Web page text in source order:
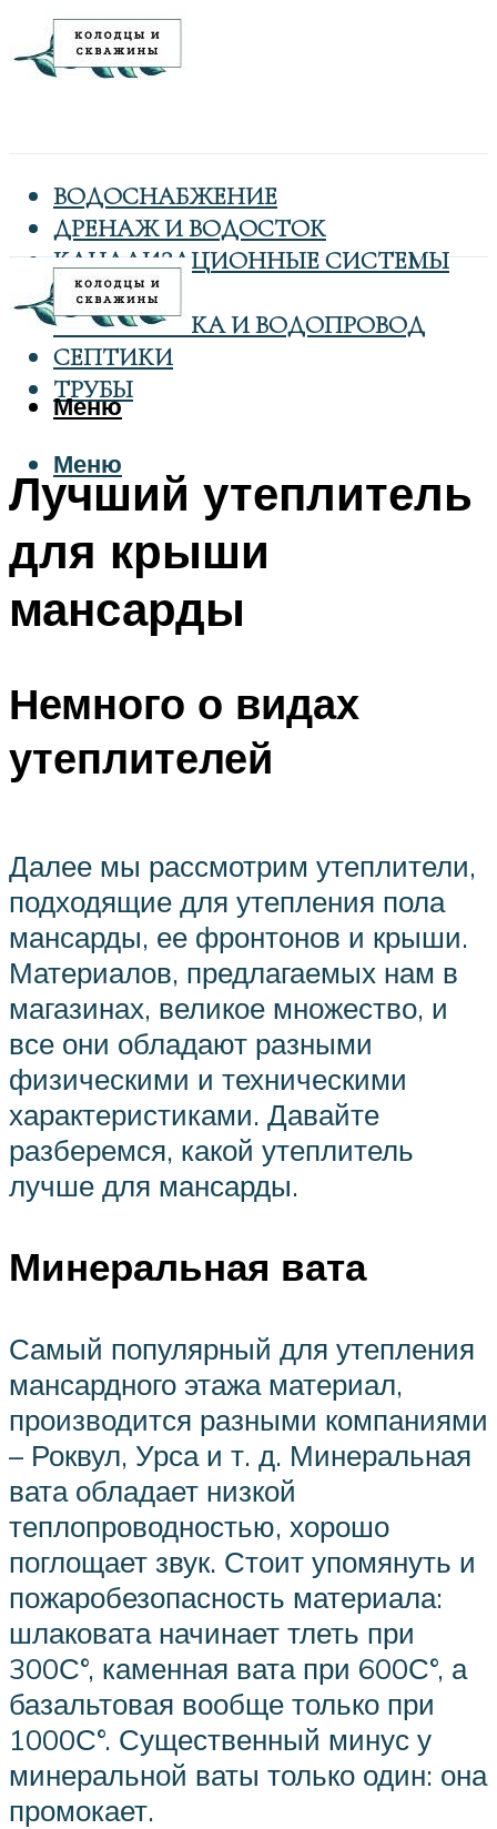
ВОДОСНАБЖЕНИЕ
ДРЕНАЖ И ВОДОСТОК
КАНАЛИЗАЦИОННЫЕ СИСТЕМЫ
КОЛОДЦЫ
САНТЕХНИКА И ВОДОПРОВОД
СЕПТИКИ
ТРУБЫ
Меню
Меню
Лучший утеплитель
для крыши
мансарды
Немного о видах
утеплителей
Далее мы рассмотрим утеплители,
подходящие для утепления пола
мансарды, ее фронтонов и крыши.
Материалов, предлагаемых нам в
магазинах, великое множество, и
все они обладают разными
физическими и техническими
характеристиками. Давайте
разберемся, какой утеплитель
лучше для мансарды.
Минеральная вата
Самый популярный для утепления
мансардного этажа материал,
производится разными компаниями
– Роквул, Урса и т. д. Минеральная
вата обладает низкой
теплопроводностью, хорошо
поглощает звук. Стоит упомянуть и
пожаробезопасность материала:
шлаковата начинает тлеть при
300С°, каменная вата при 600С°, а
базальтовая вообще только при
1000С°. Существенный минус у
минеральной ваты только один: она
промокает.